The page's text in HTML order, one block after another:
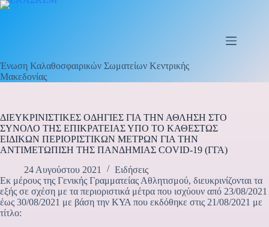
Μετάβαση
Ένωση Καλαθοσφαιρικών Σωματείων Κεντρικής
Μακεδονίας
ΔΙΕΥΚΡΙΝΙΣΤΙΚΕΣ ΟΔΗΓΙΕΣ ΓΙΑ ΤΗΝ ΑΘΛΗΣΗ ΣΤΟ
ΣΥΝΟΛΟ ΤΗΣ ΕΠΙΚΡΑΤΕΙΑΣ ΥΠΟ ΤΟ ΚΑΘΕΣΤΩΣ
ΕΙΔΙΚΩΝ ΠΕΡΙΟΡΙΣΤΙΚΩΝ ΜΕΤΡΩΝ ΓΙΑ ΤΗΝ
ΑΝΤΙΜΕΤΩΠΙΣΗ ΤΗΣ ΠΑΝΔΗΜΙΑΣ COVID-19 (ΓΓΑ)
24 Αυγούστου 2021
Ειδήσεις
Εκ μέρους της Γενικής Γραμματείας Αθλητισμού, διευκρινίζονται τα
εξής σε σχέση με τα περιοριστικά μέτρα που ισχύουν από 23/08/2021
έως 30/08/2021 με βάση την ΚΥΑ που εκδόθηκε στις 21/08/2021 με
τίτλο: